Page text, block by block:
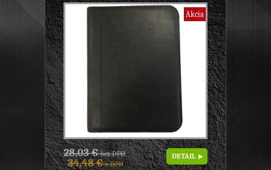
Akcia
28,03 €bez DPH
34,48 €s DPH
DETAIL